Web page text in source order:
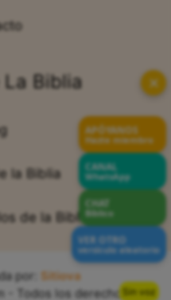
Sin voz
Biblia
la Biblia
de la Biblia
por:
Sitiova
- Todos los derechos
✕
APÓYANOS
Hazte miembro
CANAL
WhatsApp
CHAT
Bíblico
VER OTRO
versículo aleatorio